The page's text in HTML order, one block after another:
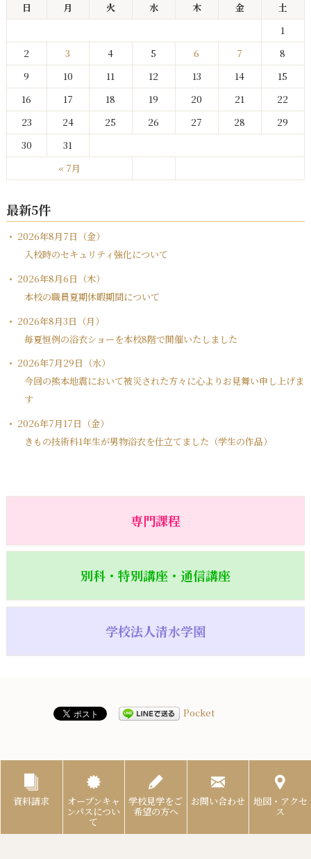
日 月 火 水 木 金 土
« 7月
1
2
3 4 5 6 7
8
9
10 11 12 13 14
15
16
17 18 19 20 21
22
23
24 25 26 27 28
29
30
31
最新5件
2026年8月7日（金）
入校時のセキュリティ強化について
2026年8月6日（木）
本校の職員夏期休暇期間について
2026年8月3日（月）
毎夏恒例の浴衣ショーを本校8階で開催いたしました
2026年7月29日（水）
今回の熊本地震において被災された方々に心よりお見舞い申し上げま
す
2026年7月17日（金）
きもの技術科1年生が男物浴衣を仕立てました（学生の作品）
専門課程
別科・特別講座・通信講座
学校法人清水学園
Pocket
資料請求 オープンキャ
ンパスについ
て
学校見学をご
希望の方へ
お問い合わせ 地図・アクセ
ス